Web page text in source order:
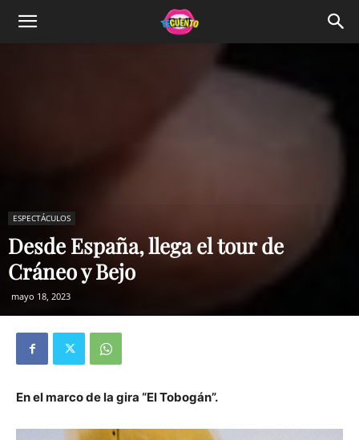
ESPECTÁCULOS
Desde España, llega el tour de
Cráneo y Bejo
mayo 18, 2023
En el marco de la gira “El Tobogán”.